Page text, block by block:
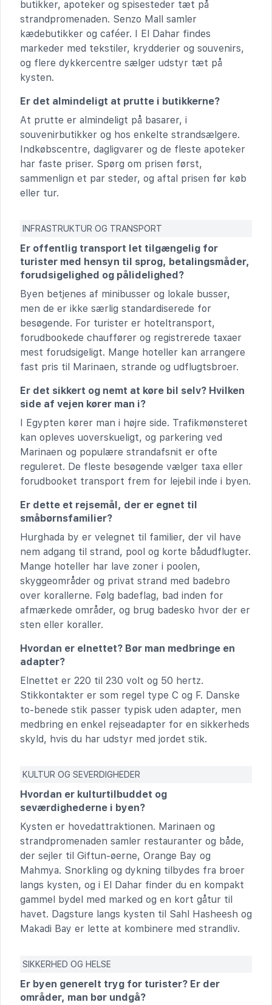
butikker, apoteker og spisesteder tæt på
strandpromenaden. Senzo Mall samler
kædebutikker og caféer. I El Dahar findes
markeder med tekstiler, krydderier og souvenirs,
og flere dykkercentre sælger udstyr tæt på
kysten.
Er det almindeligt at prutte i butikkerne?
At prutte er almindeligt på basarer, i
souvenirbutikker og hos enkelte strandsælgere.
Indkøbscentre, dagligvarer og de fleste apoteker
har faste priser. Spørg om prisen først,
sammenlign et par steder, og aftal prisen før køb
eller tur.
INFRASTRUKTUR OG TRANSPORT
Er offentlig transport let tilgængelig for
turister med hensyn til sprog, betalingsmåder,
forudsigelighed og pålidelighed?
Byen betjenes af minibusser og lokale busser,
men de er ikke særlig standardiserede for
besøgende. For turister er hoteltransport,
forudbookede chauffører og registrerede taxaer
mest forudsigeligt. Mange hoteller kan arrangere
fast pris til Marinaen, strande og udflugtsbroer.
Er det sikkert og nemt at køre bil selv? Hvilken
side af vejen kører man i?
I Egypten kører man i højre side. Trafikmønsteret
kan opleves uoverskueligt, og parkering ved
Marinaen og populære strandafsnit er ofte
reguleret. De fleste besøgende vælger taxa eller
forudbooket transport frem for lejebil inde i byen.
Er dette et rejsemål, der er egnet til
småbørnsfamilier?
Hurghada by er velegnet til familier, der vil have
nem adgang til strand, pool og korte bådudflugter.
Mange hoteller har lave zoner i poolen,
skyggeområder og privat strand med badebro
over korallerne. Følg badeflag, bad inden for
afmærkede områder, og brug badesko hvor der er
sten eller koraller.
Hvordan er elnettet? Bør man medbringe en
adapter?
Elnettet er 220 til 230 volt og 50 hertz.
Stikkontakter er som regel type C og F. Danske
to-benede stik passer typisk uden adapter, men
medbring en enkel rejseadapter for en sikkerheds
skyld, hvis du har udstyr med jordet stik.
KULTUR OG SEVERDIGHEDER
Hvordan er kulturtilbuddet og
seværdighederne i byen?
Kysten er hovedattraktionen. Marinaen og
strandpromenaden samler restauranter og både,
der sejler til Giftun-øerne, Orange Bay og
Mahmya. Snorkling og dykning tilbydes fra broer
langs kysten, og i El Dahar finder du en kompakt
gammel bydel med marked og en kort gåtur til
havet. Dagsture langs kysten til Sahl Hasheesh og
Makadi Bay er lette at kombinere med strandliv.
SIKKERHED OG HELSE
Er byen generelt tryg for turister? Er der
områder, man bør undgå?